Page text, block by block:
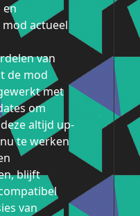
en
actueel
van
de mod
met
om
altijd up-
te werken
blijft
van